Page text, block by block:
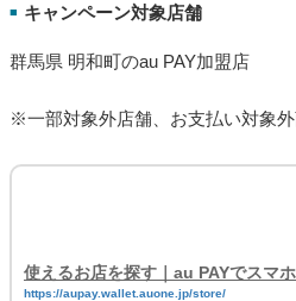
■ キャンペーン対象店舗
群馬県 明和町のau PAY加盟店
※一部対象外店舗、お支払い対象
使えるお店を探す｜au PAYでスマ
https://aupay.wallet.auone.jp/store/